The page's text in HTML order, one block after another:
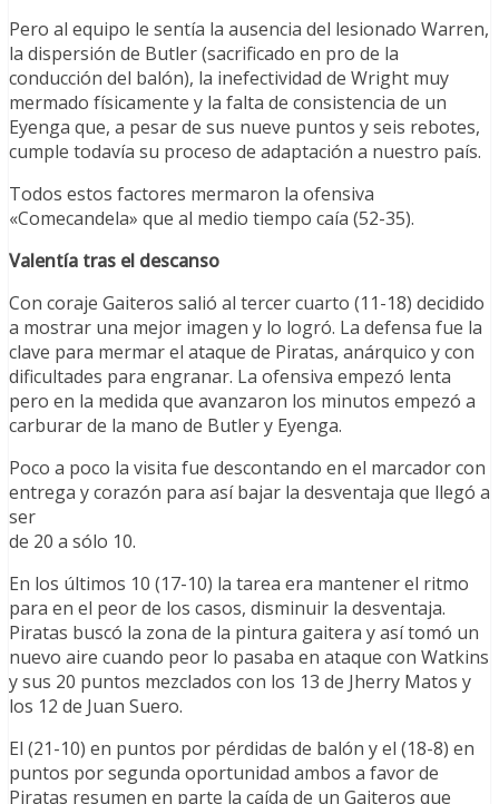
Pero al equipo le sentía la ausencia del lesionado Warren,
la dispersión de Butler (sacrificado en pro de la
conducción del balón), la inefectividad de Wright muy
mermado físicamente y la falta de consistencia de un
Eyenga que, a pesar de sus nueve puntos y seis rebotes,
cumple todavía su proceso de adaptación a nuestro país.
Todos estos factores mermaron la ofensiva
«Comecandela» que al medio tiempo caía (52-35).
Valentía tras el descanso
Con coraje Gaiteros salió al tercer cuarto (11-18) decidido
a mostrar una mejor imagen y lo logró. La defensa fue la
clave para mermar el ataque de Piratas, anárquico y con
dificultades para engranar. La ofensiva empezó lenta
pero en la medida que avanzaron los minutos empezó a
carburar de la mano de Butler y Eyenga.
Poco a poco la visita fue descontando en el marcador con
entrega y corazón para así bajar la desventaja que llegó a
ser
de 20 a sólo 10.
En los últimos 10 (17-10) la tarea era mantener el ritmo
para en el peor de los casos, disminuir la desventaja.
Piratas buscó la zona de la pintura gaitera y así tomó un
nuevo aire cuando peor lo pasaba en ataque con Watkins
y sus 20 puntos mezclados con los 13 de Jherry Matos y
los 12 de Juan Suero.
El (21-10) en puntos por pérdidas de balón y el (18-8) en
puntos por segunda oportunidad ambos a favor de
Piratas resumen en parte la caída de un Gaiteros que